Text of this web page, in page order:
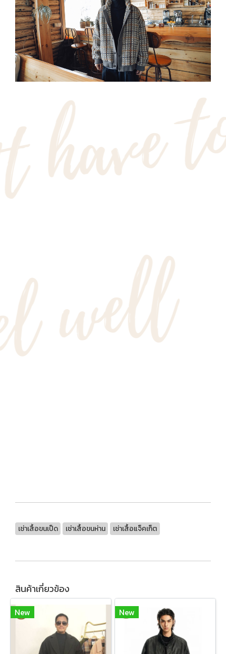
เช่าเสื้อขนเป็ด เช่าเสื้อขนห่าน เช่าเสื้อแจ็คเก็ต
สินค้าเกี่ยวข้อง
New New